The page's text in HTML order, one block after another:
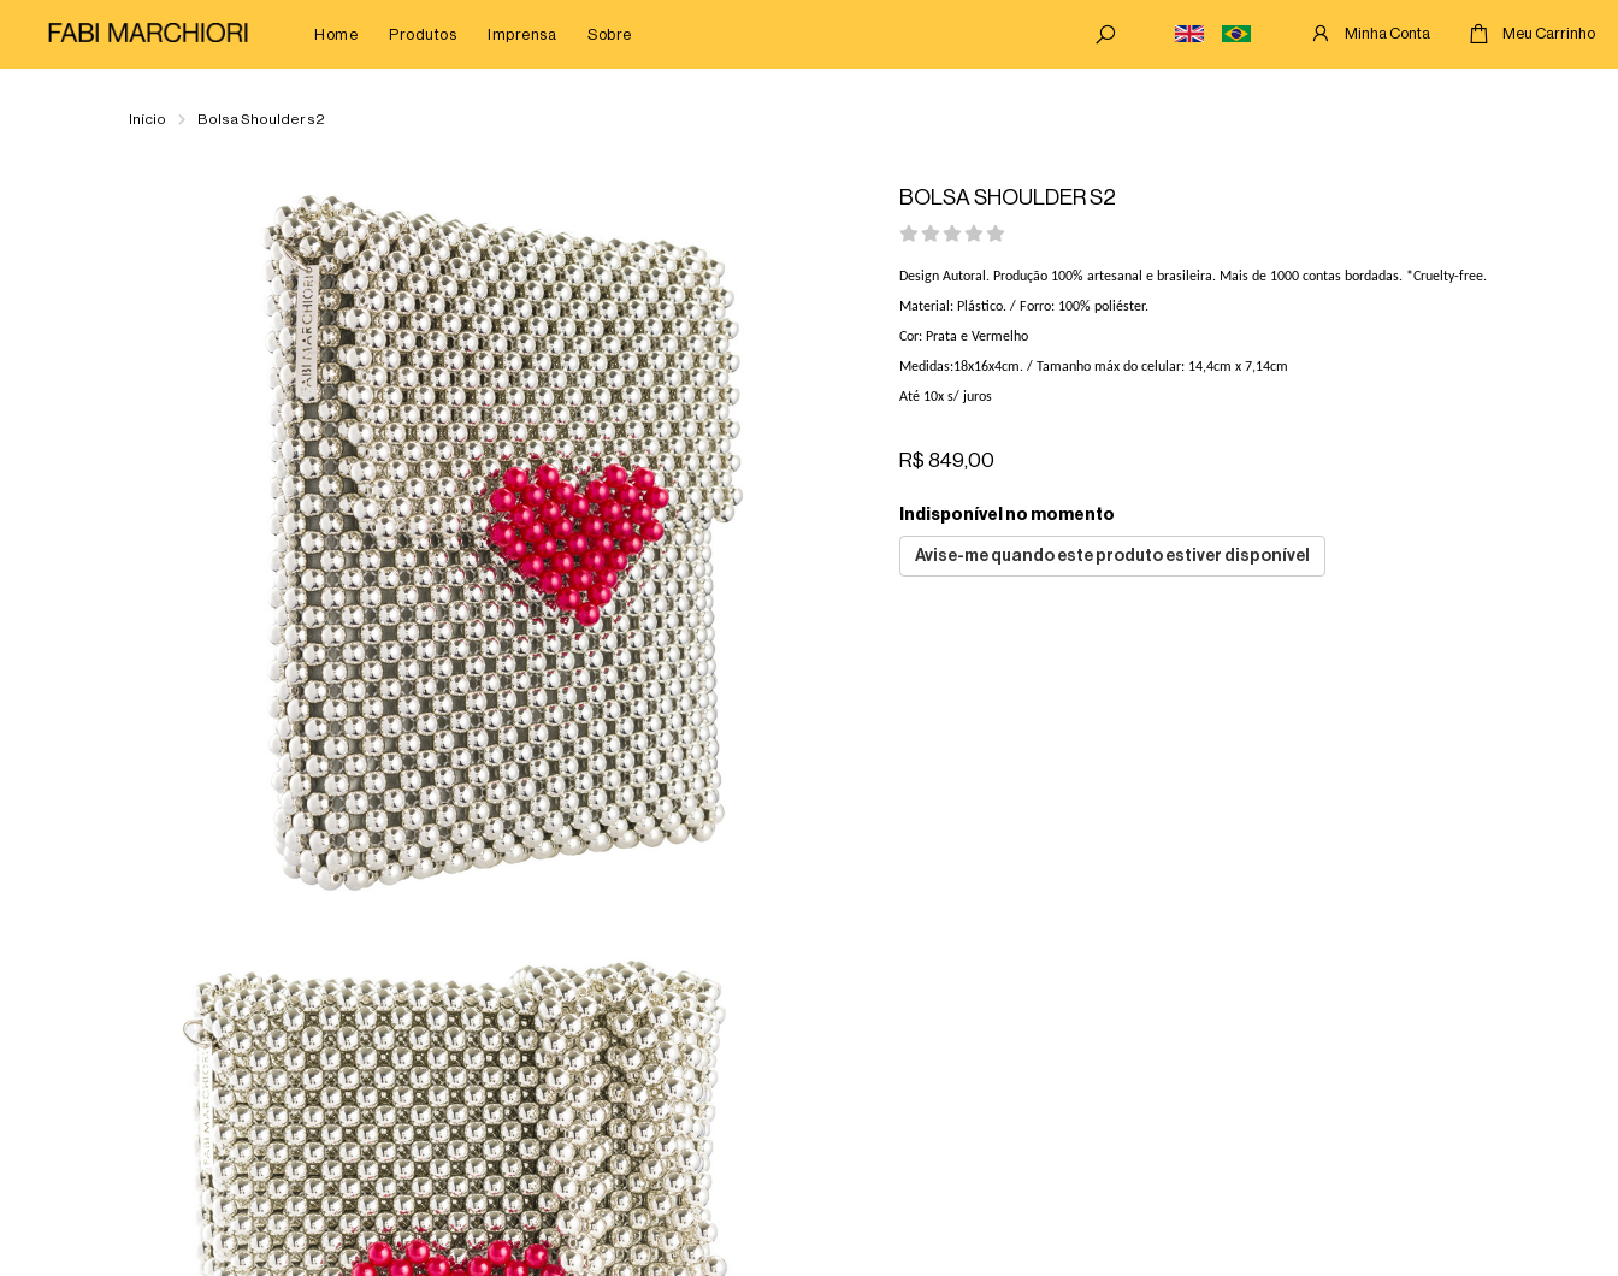
Home Produtos Imprensa Sobre Minha Conta Meu Carrinho
Início Bolsa Shoulder s2
BOLSA SHOULDER S2
Design Autoral. Produção 100% artesanal e brasileira. Mais de 1000 contas bordadas. *Cruelty-free.
Material: Plástico. / Forro: 100% poliéster.
Cor: Prata e Vermelho
Medidas:18x16x4cm. / Tamanho máx do celular: 14,4cm x 7,14cm
Até 10x s/ juros
R$ 849,00
Indisponível no momento
Avise-me quando este produto estiver disponível